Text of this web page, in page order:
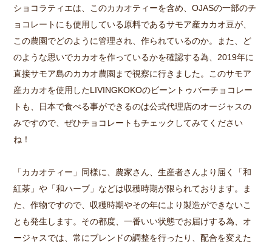
ショコラティエは、このカカオティーを含め、OJASの一部のチ
ョコレートにも使用している原料であるサモア産カカオ豆が、
この農園でどのように管理され、作られているのか。また、ど
のような思いでカカオを作っているかを確認する為、2019年に
直接サモア島のカカオ農園まで視察に行きました。このサモア
産カカオを使用したLIVINGKOKOのビーントゥバーチョコレー
トも、日本で食べる事ができるのは公式代理店のオージャスの
みですので、ぜひチョコレートもチェックしてみてください
ね！
「カカオティー」同様に、農家さん、生産者さんより届く「和
紅茶」や「和ハーブ」などは収穫時期が限られております。ま
た、作物ですので、収穫時期やその年により製造ができないこ
とも発生します。その都度、一番いい状態でお届けする為、オ
ージャスでは、常にブレンドの調整を行ったり、配合を変えた